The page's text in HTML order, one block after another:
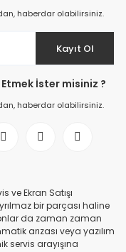
haberdar olabilirsiniz.
Kayıt Ol
İster misiniz ?
haberdar olabilirsiniz.
ve Ekran Satışı
bir parçası haline
da zaman zaman
arızası veya yazılım
servis arayışına